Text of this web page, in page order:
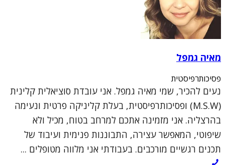
מאיה גמפל
פסיכותרפיסטית
נעים להכיר, שמי מאיה גמפל. אני עובדת סוציאלית קלינית
(M.S.W) ופסיכותרפיסטית, בעלת קליניקה פרטית ונעימה
בהרצליה. אני מזמינה אתכם למרחב בטוח, מכיל ולא
שיפוטי, המאפשר עצירה, התבוננות פנימית ועיבוד של
תכנים רגשיים מורכבים. בעבודתי אני מלווה מטופלים ...